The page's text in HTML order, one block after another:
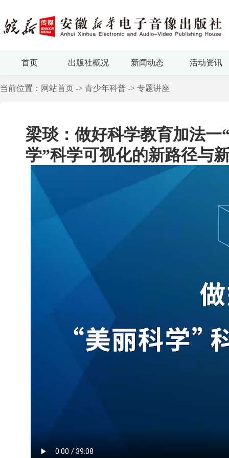
首页 出版社概况 新闻动态 活动资讯
当前位置： 网站首页 -> 青少年科普 -> 专题讲座
梁琰：做好科学教育加法一
学”科学可视化的新路径与